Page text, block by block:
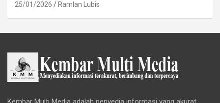
25/01/2026 Ramlan Lubis